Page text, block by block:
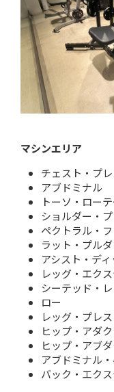
マシンエリア
チェスト・プレ
アブドミナル
トーソ・ロー
ショルダー・
ペクトラル・
ラット・プル
アシスト・デ
レッグ・エク
シーテッド・
ロー
レッグ・プレス
ヒップ・アダ
ヒップ・アブ
アブドミナル
バック・エク